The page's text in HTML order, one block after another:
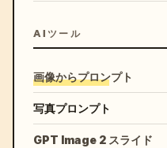
AIツール
画像からプロンプト
写真プロンプト
GPT Image 2 スライド